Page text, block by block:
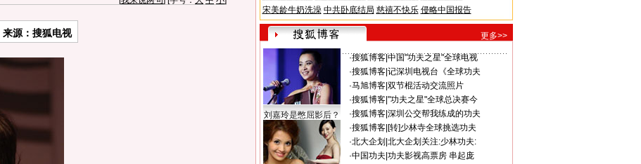
来源：搜狐电视
宋美龄牛奶洗澡 中共卧底结局 慈禧不快乐 侵略中国报告
更多>>
刘嘉玲是憋屈影后？
·搜狐博客| 中国"功夫之星"全球电视
·搜狐博客| 记深圳电视台《全球功夫
·马旭博客| 双节棍活动交流照片
·搜狐博客| "功夫之星"全球总决赛今
·搜狐博客| 深圳公交帮我练成的功夫
·搜狐博客| [转]少林寺全球挑选功夫
·北大企划 北大企划关注:少林功夫:
·中国功夫 功夫影视高票房 串起庞